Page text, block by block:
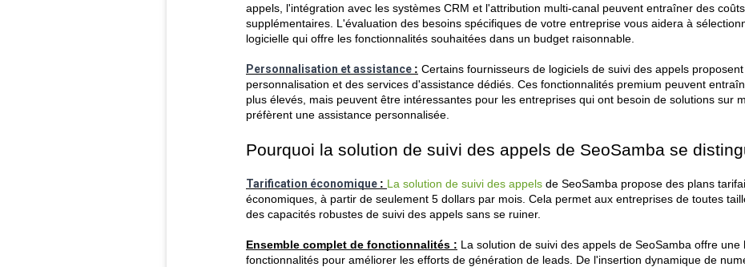
appels, l'intégration avec les systèmes CRM et l'attribution multi-canal peuvent entraîner des coûts
supplémentaires. L'évaluation des besoins spécifiques de votre entreprise vous aidera à
logicielle qui offre les fonctionnalités souhaitées dans un budget raisonnable.
Personnalisation et assistance : Certains fournisseurs de logiciels de suivi des appels
personnalisation et des services d'assistance dédiés. Ces fonctionnalités premium peuvent
plus élevés, mais peuvent être intéressantes pour les entreprises qui ont besoin de solutions sur
préfèrent une assistance personnalisée.
Pourquoi la solution de suivi des appels de SeoSamba se
Tarification économique : La solution de suivi des appelsde SeoSamba propose des plans
économiques, à partir de seulement 5 dollars par mois. Cela permet aux entreprises de toutes
des capacités robustes de suivi des appels sans se ruiner.
Ensemble complet de fonctionnalités : La solution de suivi des appels de SeoSamba offre une
fonctionnalités pour améliorer les efforts de génération de leads. De l'insertion dynamique de